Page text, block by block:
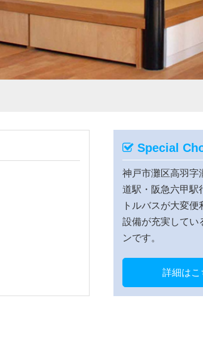
Special
神戸市灘区高羽字
道駅・阪急六甲駅
トルバスが大変
設備が充実してい
ンです。
詳細はこ